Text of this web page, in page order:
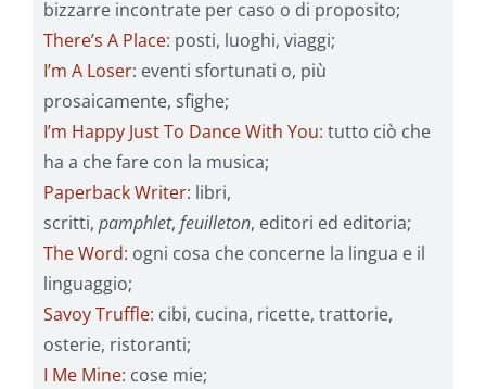
bizzarre incontrate per caso o di proposito;
There’s A Place: posti, luoghi, viaggi;
I’m A Loser: eventi sfortunati o, più
prosaicamente, sfighe;
I’m Happy Just To Dance With You: tutto ciò che
ha a che fare con la musica;
Paperback Writer: libri,
scritti, pamphlet, feuilleton, editori ed editoria;
The Word: ogni cosa che concerne la lingua e il
linguaggio;
Savoy Truffle: cibi, cucina, ricette, trattorie,
osterie, ristoranti;
I Me Mine: cose mie;